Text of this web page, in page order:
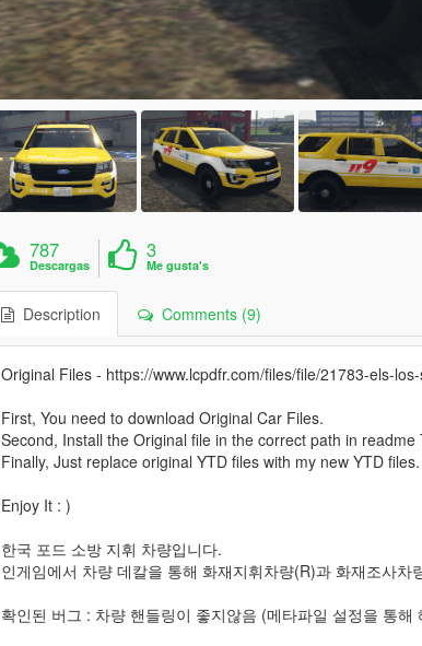
787
Descargas
3
Me gusta's
Description Comments (9)
Original Files - https://www.lcpdfr.com/files/file/21783-els-
First, You need to download Original Car Files.
Second, Install the Original file in the correct path in readme
Finally, Just replace original YTD files with my new YTD files.
Enjoy It : )
한국 포드 소방 지휘 차량입니다.
인게임에서 차량 데칼을 통해 화재지휘차량(R)과 화재조사차
확인된 버그 : 차량 핸들링이 좋지않음 (메타파일 설정을 통해